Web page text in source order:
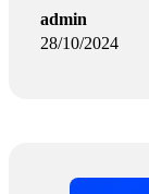
admin
28/10/2024